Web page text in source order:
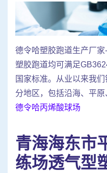
德令哈塑胶跑道生产厂
塑胶跑道均可满足
国家标准。从业以来我
分地区，包括沿海、平原
德令哈丙烯酸球场
青海海东市
练场透气型